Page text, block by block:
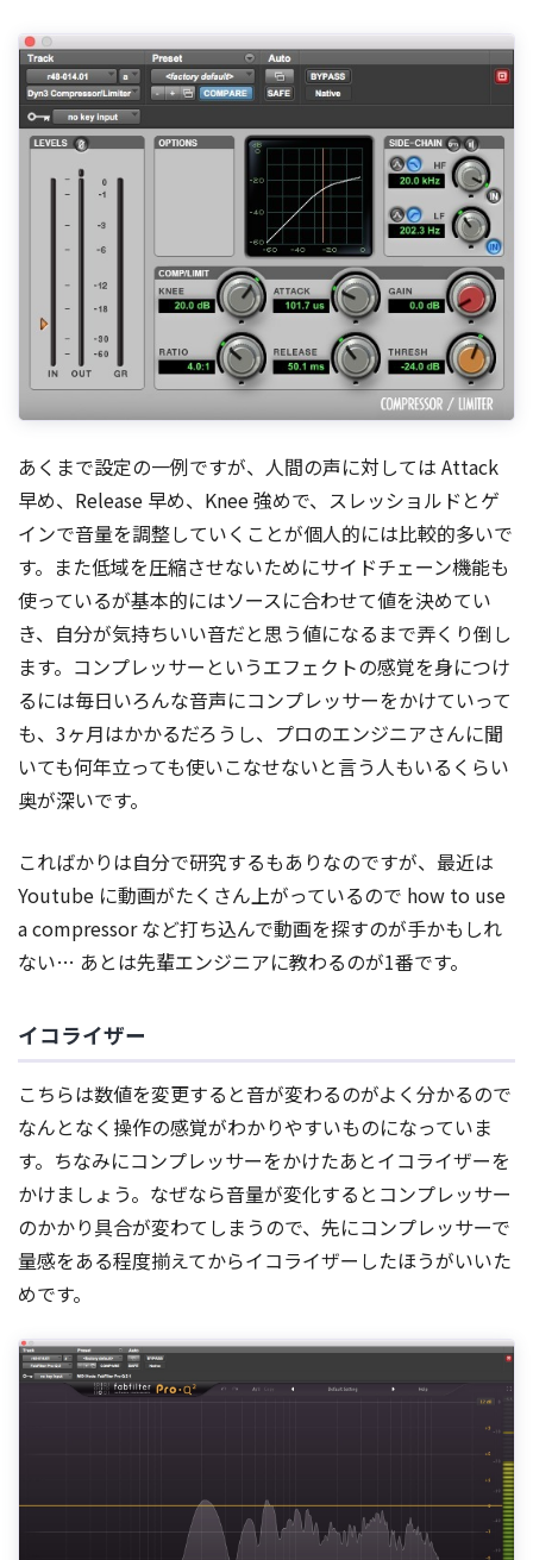
あくまで設定の一例ですが、人間の声に対しては Attack
早め、Release 早め、Knee 強めで、スレッショルドとゲ
インで音量を調整していくことが個人的には比較的多いで
す。また低域を圧縮させないためにサイドチェーン機能も
使っているが基本的にはソースに合わせて値を決めてい
き、自分が気持ちいい音だと思う値になるまで弄くり倒し
ます。コンプレッサーというエフェクトの感覚を身につけ
るには毎日いろんな音声にコンプレッサーをかけていって
も、3ヶ月はかかるだろうし、プロのエンジニアさんに聞
いても何年立っても使いこなせないと言う人もいるくらい
奥が深いです。
こればかりは自分で研究するもありなのですが、最近は
Youtube に動画がたくさん上がっているので how to use
a compressor など打ち込んで動画を探すのが手かもしれ
ない… あとは先輩エンジニアに教わるのが1番です。
イコライザー
こちらは数値を変更すると音が変わるのがよく分かるので
なんとなく操作の感覚がわかりやすいものになっていま
す。ちなみにコンプレッサーをかけたあとイコライザーを
かけましょう。なぜなら音量が変化するとコンプレッサー
のかかり具合が変わてしまうので、先にコンプレッサーで
量感をある程度揃えてからイコライザーしたほうがいいた
めです。